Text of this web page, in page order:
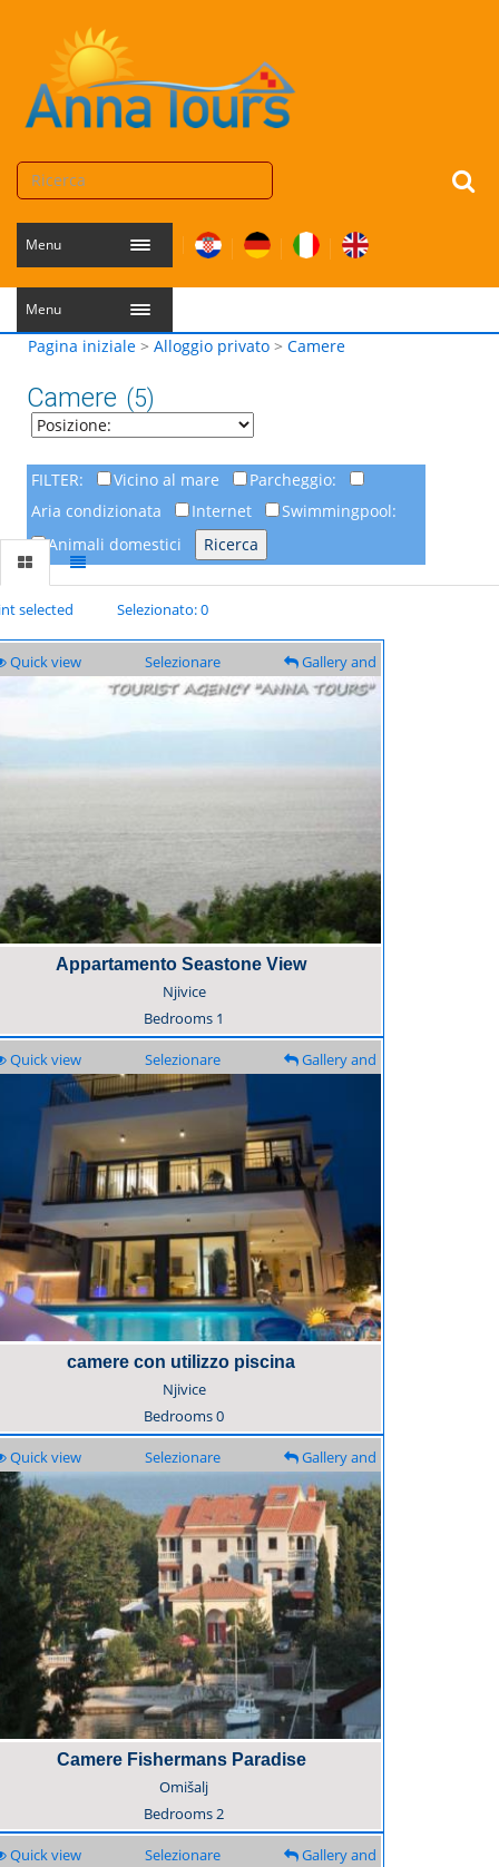
Menu
Menu
Pagina iniziale > Alloggio privato > Camere
Camere (5)
FILTER: Vicino al mare
Parcheggio:
Aria condizionata
Internet
Swimmingpool:
Animali domestici
selected Selezionato: 0
Quick view Selezionare
Gallery and
description
Appartamento Seastone View
Njivice
Bedrooms 1
Quick view Selezionare
Gallery and
description
camere con utilizzo piscina
Njivice
Bedrooms0
Quick view Selezionare
Gallery and
Camere Fishermans Paradise
Omišalj
Bedrooms2
Quick view Selezionare
Gallery and